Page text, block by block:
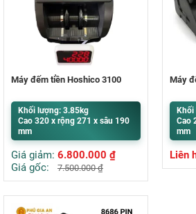
Máy đếm tiền Hoshico 3100
Khối lượng: 3.85kg
Cao 320 x rộng 271 x sâu 190
mm
Giá giảm: 6.800.000 ₫
Giá gốc:
7.500.000₫
Máy
Cao
mm
Liên